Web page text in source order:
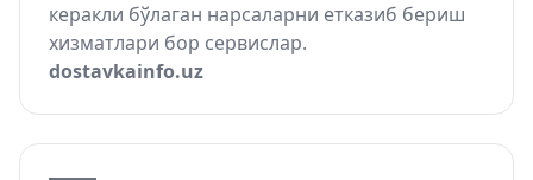
керакли бўлаган нарсаларни етказиб бериш
хизматлари бор сервислар.
dostavkainfo.uz